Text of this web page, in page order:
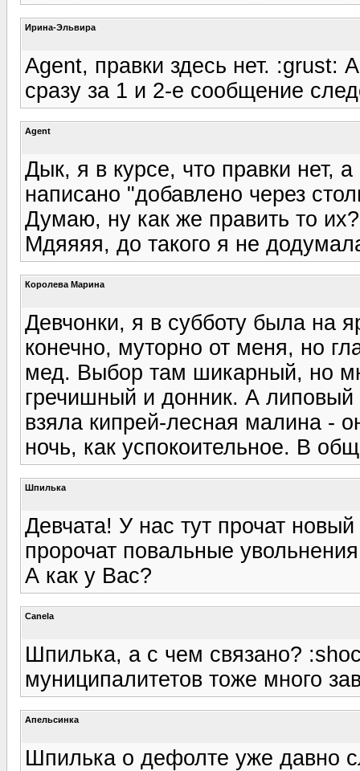
Ирина-Эльвира
Agent, правки здесь нет. :grust:
сразу за 1 и 2-е сообщение
Agent
Дык, я в курсе, что правки нет,
написано "добавлено через
Думаю, ну как же править то
Мдяяяя, до такого я не
Королева Марина
Девчонки, я в субботу была на
конечно, муторно от меня, но
мед. Выбор там шикарный, но
гречишный и донник. А
взяла кипрей-лесная малина -
ночь, как успокоительное. В
Шпилька
Девчата! У нас тут прочат
пророчат повальные
А как у Вас?
Canela
Шпилька, а с чем связано?
муниципалитетов тоже много
Апельсинка
Шпилька о дефолте уже давно